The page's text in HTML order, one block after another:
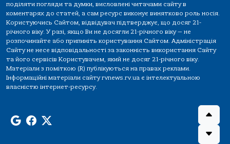
поділяти погляди та думки, висловлені читачами сайту в
коментарях до статей, а сам ресурс виконує винятково роль носія.
Користуючись Сайтом, відвідувач підтверджує, що досяг 21-
річного віку. У разі, якщо Ви не досягли 21-річного віку — не
розпочинайте або припиніть користування Сайтом. Адміністрація
Сайту не несе відповідальності за законність використання Сайту
та його сервісів Користувачем, який не досяг 21-річного віку.
Матеріали з поміткою (R) публікуються на правах реклами.
Інформаційні матеріали сайту rvnews.rv.ua є інтелектуальною
власністю інтернет-ресурсу.